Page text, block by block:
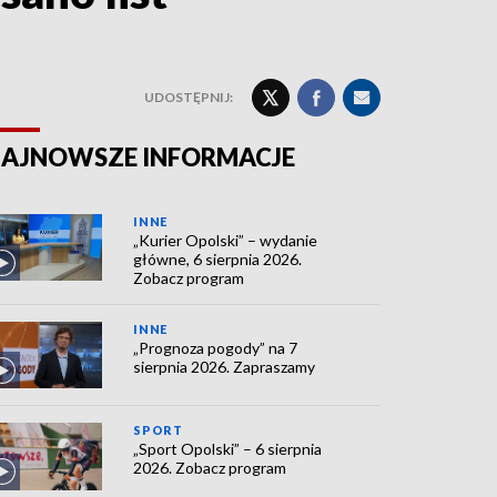
UDOSTĘPNIJ:
INFORMACJE
INNE
„Kurier Opolski” – wydanie
główne, 6 sierpnia 2026.
Zobacz program
INNE
„Prognoza pogody” na 7
sierpnia 2026. Zapraszamy
SPORT
„Sport Opolski” – 6 sierpnia
2026. Zobacz program